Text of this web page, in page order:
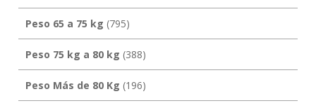
Peso 65 a 75 kg (795)
Peso 75 kg a 80 kg (388)
Peso Más de 80 Kg (196)